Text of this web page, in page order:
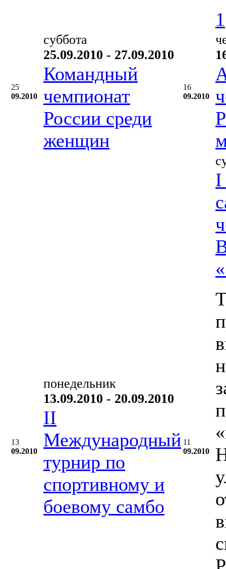
1
25
09.2010
суббота
25.09.2010 - 27.09.2010
Командный
чемпионат
России среди
женщин
16
09.2010
13
09.2010
понедельник
13.09.2010 - 20.09.2010
II
Международный
турнир по
спортивному и
боевому самбо
11
09.2010
I